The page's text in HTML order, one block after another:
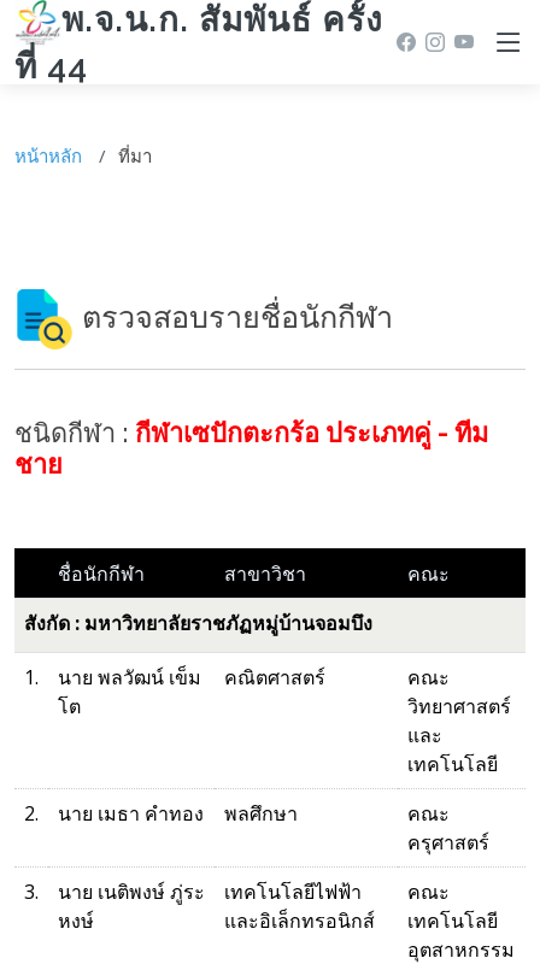
พ.จ.น.ก. สัมพันธ์ ครั้ง
ที่ 44
หน้าหลัก ที่มา
ตรวจสอบรายชื่อนักกีฬา
ชนิดกีฬา : กีฬาเซปักตะกร้อ ประเภทคู่ - ทีม
ชาย
ชื่อนักกีฬา สาขาวิชา
คณะ
สังกัด : มหาวิทยาลัยราชภัฏหมู่บ้านจอมบึง
1.
นาย พลวัฒน์ เข็ม
โต
คณิตศาสตร์
คณะ
วิทยาศาสตร์
และ
เทคโนโลยี
2.
นาย เมธา คำทอง พลศึกษา
คณะ
ครุศาสตร์
3.
นาย เนติพงษ์ ภู่ระ
หงษ์
เทคโนโลยีไฟฟ้า
และอิเล็กทรอนิกส์
คณะ
เทคโนโลยี
อุตสาหกรรม